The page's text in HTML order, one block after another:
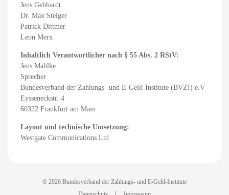
Jens Gebhardt
Dr. Max Steiger
Patrick Dittmer
Leon Merx
Inhaltlich Verantwortlicher nach § 55 Abs. 2 RStV:
Jens Mahlke
Sprecher
Bundesverband der Zahlungs- und E-Geld-Institute (BVZI) e.V
Eysseneckstr. 4
60322 Frankfurt am Main
Layout und technische Umsetzung:
Westgate Communications Ltd
© 2026 Bundesverband der Zahlungs- und E-Geld-Institute